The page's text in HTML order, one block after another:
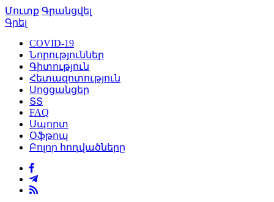
Մուտք Գրանցվել
Գրել
COVID-19
Նորություններ
Գիտություն
Հետազոտություն
Սոցցանցեր
ՏՏ
FAQ
Սպորտ
Օֆթոպ
Բոլոր հոդվածները